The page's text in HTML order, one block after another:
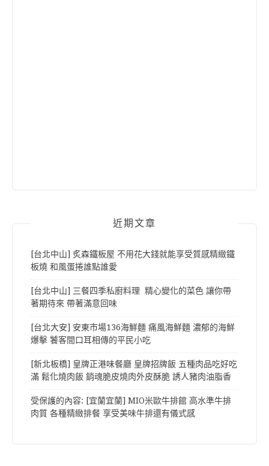
近期文章
[台北中山] 炙森鐵板屋 不用花大錢就能享受質感精緻鐵
板燒 和風蛋捲誰點誰愛
[台北中山] 三餐四季私廚料理 精心變化的菜色 讓你帶
著期待來 帶著滿意回味
[台北大安] 安東市場136海鮮麵 痛風海鮮麵 濃郁的海鮮
爆擊 饕客間口耳相傳的平民小吃
[新北板橋] 皇牌正港味餐廳 皇牌招牌飯 五種肉品吃好吃
滿 鬆化燒肉飯 銷魂脆皮燒肉外皮酥脆 誘人豬肉油脂香
受保護的內容: [宜蘭宜蘭] MIO米歐牛排館 高水準牛排
肉質 各種精緻排餐 享受美味牛排還有儀式感